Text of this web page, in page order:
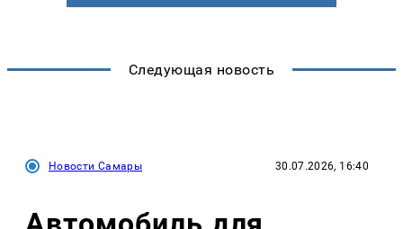
Следующая новость
Новости Самары 30.07.2026, 16:40